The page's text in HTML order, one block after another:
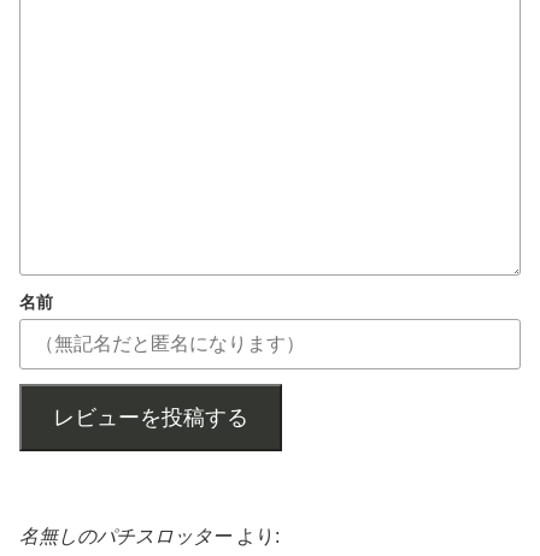
名前
レビューを投稿する
名無しのパチスロッター より: